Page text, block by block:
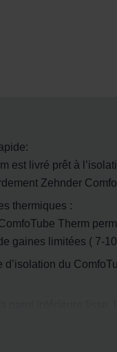
est livré prêt à
Zehnder
thermiques :
Therm
gaines limitées ( 7-
d’isolation du